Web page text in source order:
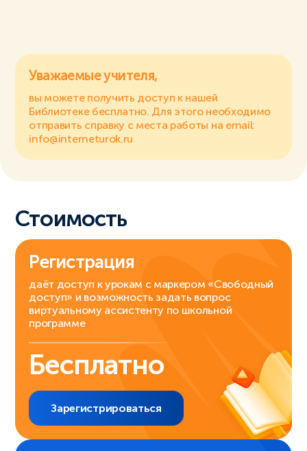
Уважаемые учителя,
вы можете получить доступ к нашей
Библиотеке бесплатно. Для этого необходимо
отправить справку с места работы на email:
info@interneturok.ru
Стоимость
Регистрация
даёт доступ к урокам с маркером «Свободный
доступ» и возможность задать вопрос
виртуальному ассистенту по школьной
программе
Бесплатно
Зарегистрироваться